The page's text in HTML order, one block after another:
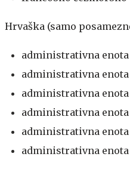
Hrvaška (samo
administrativna
administrativna
administrativna
administrativna
administrativna
administrativna